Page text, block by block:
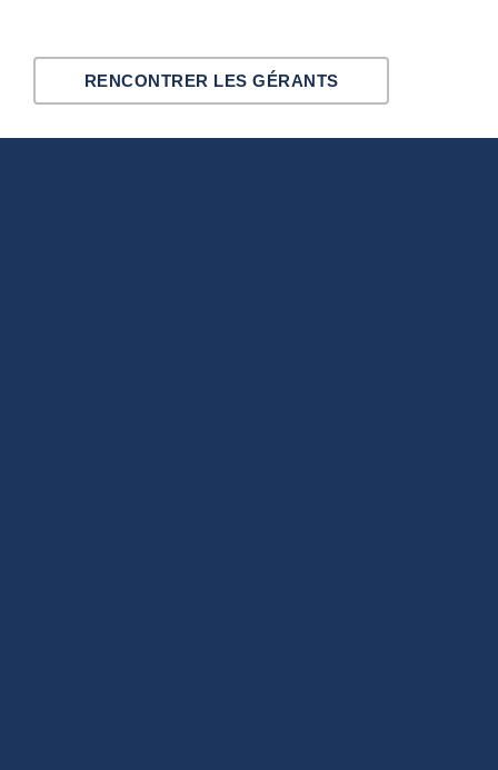
RENCONTRER LES GÉRANTS